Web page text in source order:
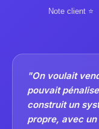
Note client ⭐
"On voulait
pouvait
construit un
propre, avec